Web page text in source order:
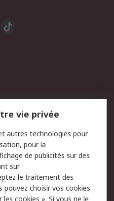
2.500 marques
Support technique
Sécurité des e-mails
vie privée
autres technologies pour
pour la
de publicités sur des
sur
le traitement des
pouvez choisir vos cookies
cookies ». Si vous ne le